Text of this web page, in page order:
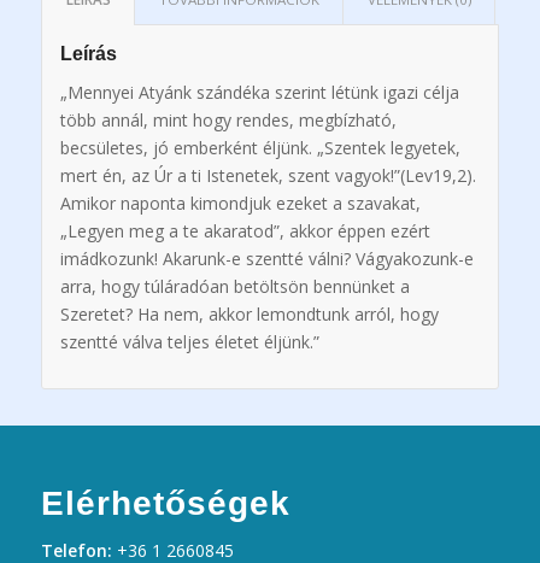
Leírás
„Mennyei Atyánk szándéka szerint létünk igazi célja
több annál, mint hogy rendes, megbízható,
becsületes, jó emberként éljünk. „Szentek legyetek,
mert én, az Úr a ti Istenetek, szent vagyok!”(Lev19,2).
Amikor naponta kimondjuk ezeket a szavakat,
„Legyen meg a te akaratod”, akkor éppen ezért
imádkozunk! Akarunk-e szentté válni? Vágyakozunk-e
arra, hogy túláradóan betöltsön bennünket a
Szeretet? Ha nem, akkor lemondtunk arról, hogy
szentté válva teljes életet éljünk.”
Elérhetőségek
Telefon: +36 1 2660845